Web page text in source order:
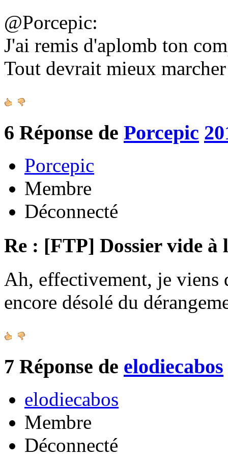
@Porcepic:
J'ai remis d'aplomb ton
Tout devrait mieux
6 Réponse de Porcepic
Porcepic
Membre
Déconnecté
Re : [FTP] Dossier vide à
Ah, effectivement, je
encore désolé du
7 Réponse de elodiecabos
elodiecabos
Membre
Déconnecté